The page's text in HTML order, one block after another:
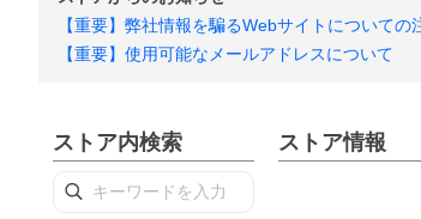
【重要】弊社情報を騙るWebサイトについての
【重要】使用可能なメールアドレスについて
ストア内検索 ストア情報